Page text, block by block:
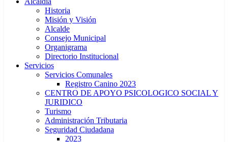
Historia
Misión y Visión
Alcalde
Consejo Municipal
Organigrama
Directorio Institucional
Servicios
Servicios Comunales
Registro Canino 2023
CENTRO DE APOYO PSICOLOGICO SOCIAL Y
JURIDICO
Turismo
Administración Tributaria
Seguridad Ciudadana
2023